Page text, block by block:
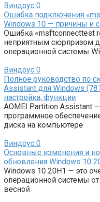
Виндоус 0
Ошибка подключения
Windows 10 — причины и
Ошибка «msftconnecttest
неприятным сюрпризом
операционной системы
Виндоус 0
Полное руководство по
Assistant для Windows
настройка, функции
AOMEI Partition Assistant
программное
диска на компьютере
Виндоус 0
Основные изменения и
обновления Windows 10
Windows 10 20H1 — это
операционной системы
весной